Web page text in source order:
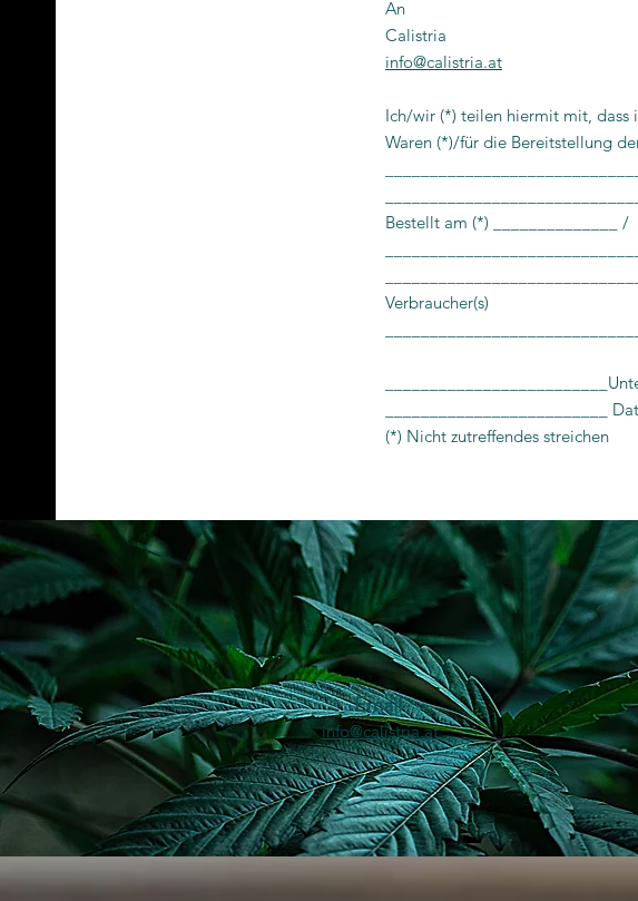
An
Calistria
info@calistria.at
Ich/wir (*) teilen hiermit mit, dass
Waren (*)/für die Bereitstellung
Bestellt am (*) ______________ /
Verbraucher(s)
_________________________
(*) Nicht zutreffendes streichen
Email
info@calistria.at